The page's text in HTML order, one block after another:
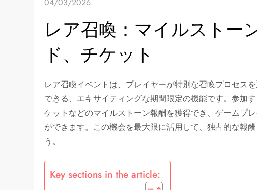
レア召喚：マイルストー
ド、チケット
レア召喚イベントは、プレイヤーが特別な召喚プロセス
できる、エキサイティングな期間限定の機能です。参加
ケットなどのマイルストーン報酬を獲得でき、ゲームプ
ができます。この機会を最大限に活用して、独占的な報
う。
Key sections in the article: